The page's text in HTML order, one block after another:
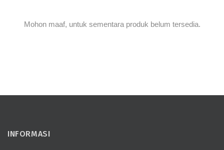
Mohon maaf, untuk sementara produk belum tersedia.
INFORMASI